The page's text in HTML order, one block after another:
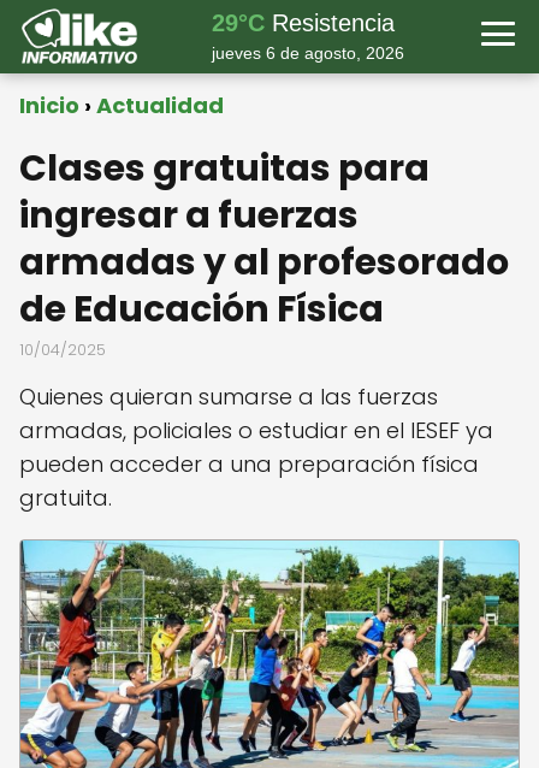
29°C Resistencia
jueves 6 de agosto, 2026
Inicio Actualidad
Clases gratuitas para
ingresar a fuerzas
armadas y al profesorado
de Educación Física
10/04/2025
Quienes quieran sumarse a las fuerzas
armadas, policiales o estudiar en el IESEF ya
pueden acceder a una preparación física
gratuita.